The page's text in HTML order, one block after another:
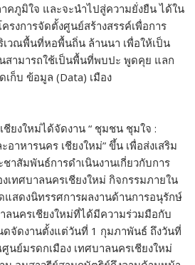
คภูมิใจ และจะนำไปสู่ความยั่งยืน ได้ใน
รงการจัดตั้งศูนย์สร้างสรรค์เพื่อการ
เวณพื้นที่หอพื้นถิ่น ล้านนา เพื่อให้เป็น
ามารถใช้เป็นพื้นที่พบปะ พูดคุย แลก
ก็บ ข้อมูล (Data) เมือง
ยงใหม่ได้จัดงาน “ ชุมชน ชุมใจ :
าหารนคร เชียงใหม่” ขึ้น เพื่อส่งเสริม
าสัมพันธ์การดำเนินงานเกี่ยวกับการ
เทศบาลนครเชียงใหม่ กิจกรรมภายใน
แสดงนิทรรศการผลงานด้านการอนุรักษ์
ลนครเชียงใหม่ที่ได้มีความร่วมมือกับ
จัดงานตั้งแต่วันที่ 1 กุมภาพันธ์ ถึงวันที่
ย์มรดกเมือง เทศบาลนครเชียงใหม่